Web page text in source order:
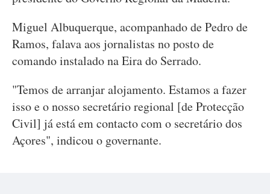
Miguel Albuquerque, acompanhado de Pedro de
Ramos, falava aos jornalistas no posto de
comando instalado na Eira do Serrado.
"Temos de arranjar alojamento. Estamos a fazer
isso e o nosso secretário regional [de Protecção
Civil] já está em contacto com o secretário dos
Açores", indicou o governante.